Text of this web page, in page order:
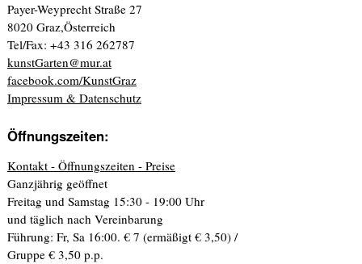
Payer-Weyprecht Straße 27
8020 Graz,Österreich
Tel/Fax: +43 316 262787
kunstGarten@mur.at
facebook.com/KunstGraz
Impressum & Datenschutz
Öffnungszeiten:
Kontakt - Öffnungszeiten - Preise
Ganzjährig geöffnet
Freitag und Samstag 15:30 - 19:00 Uhr
und täglich nach Vereinbarung
Führung: Fr, Sa 16:00. € 7 (ermäßigt € 3,50) /
Gruppe € 3,50 p.p.